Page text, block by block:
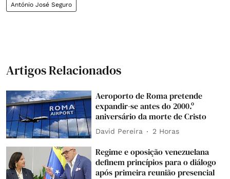
António José Seguro
Artigos Relacionados
Aeroporto de Roma pretende
expandir-se antes do 2000.º
aniversário da morte de Cristo
David Pereira 2 Horas
Regime e oposição venezuelana
definem princípios para o diálogo
após primeira reunião presencial